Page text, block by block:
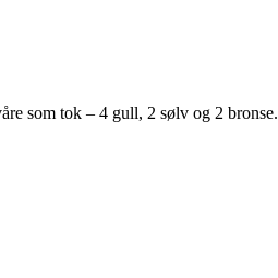
som tok – 4 gull, 2 sølv og 2 bronse.